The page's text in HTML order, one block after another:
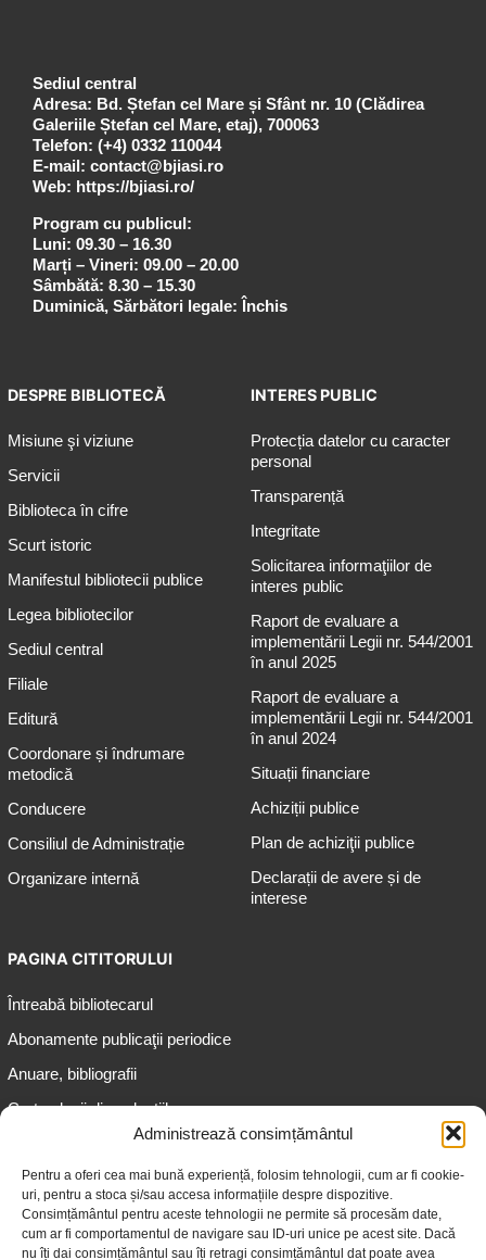
Administrează consimțământul
Pentru a oferi cea mai bună experiență, folosim tehnologii, cum ar fi cookie-
uri, pentru a stoca și/sau accesa informațiile despre dispozitive.
Consimțământul pentru aceste tehnologii ne permite să procesăm date,
cum ar fi comportamentul de navigare sau ID-uri unice pe acest site. Dacă
nu îți dai consimțământul sau îți retragi consimțământul dat poate avea
Sediul central
Adresa: Bd. Ștefan cel Mare și Sfânt nr. 10 (Clădirea
Galeriile Ștefan cel Mare, etaj), 700063
Telefon: (+4) 0332 110044
E-mail: contact@bjiasi.ro
Web: https://bjiasi.ro/
Program cu publicul:
Luni: 09.30 – 16.30
Marți – Vineri: 09.00 – 20.00
Sâmbătă: 8.30 – 15.30
Duminică, Sărbători legale: Închis
DESPRE BIBLIOTECĂ
Misiune şi viziune
Servicii
Biblioteca în cifre
Scurt istoric
Manifestul bibliotecii publice
Legea bibliotecilor
Sediul central
Filiale
Editură
Coordonare și îndrumare
metodică
Conducere
Consiliul de Administrație
Organizare internă
INTERES PUBLIC
Protecția datelor cu caracter
personal
Transparență
Integritate
Solicitarea informaţiilor de
interes public
Raport de evaluare a
implementării Legii nr. 544/2001
în anul 2025
Raport de evaluare a
implementării Legii nr. 544/2001
în anul 2024
Situații financiare
Achiziții publice
Plan de achiziţii publice
Declarații de avere și de
interese
PAGINA CITITORULUI
Întreabă bibliotecarul
Abonamente publicaţii periodice
Anuare, bibliografii
Cartea lunii din colecțiile
Informații pentru adolescenți
Informații pentru adulți